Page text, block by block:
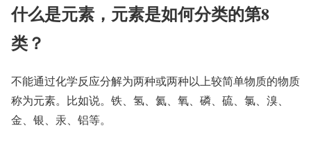
什么是元素，元素是如何分类的第8
类？
不能通过化学反应分解为两种或两种以上较简单物质的物质
称为元素。比如说。铁、氢、氦、氧、磷、硫、氯、溴、
金、银、汞、铝等。